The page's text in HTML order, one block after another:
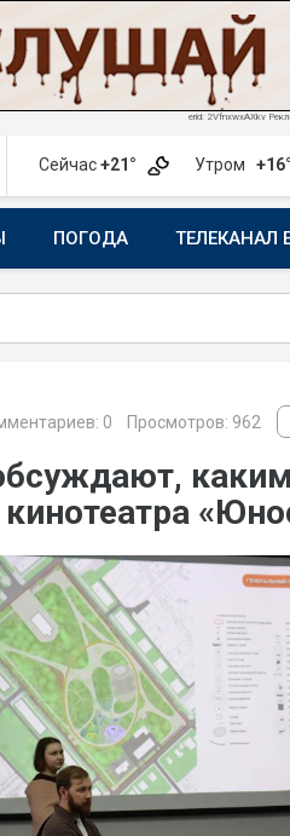
erid: 2VfnxwxAXkv
Сейчас+21° Утром+16°
ПОГОДА ТЕЛЕКАНАЛ
0 Просмотров: 962